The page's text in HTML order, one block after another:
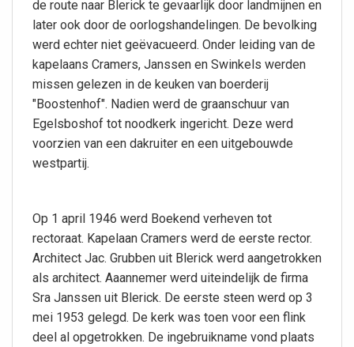
de route naar Blerick te gevaarlijk door landmijnen en
later ook door de oorlogshandelingen. De bevolking
werd echter niet geëvacueerd. Onder leiding van de
kapelaans Cramers, Janssen en Swinkels werden
missen gelezen in de keuken van boerderij
"Boostenhof". Nadien werd de graanschuur van
Egelsboshof tot noodkerk ingericht. Deze werd
voorzien van een dakruiter en een uitgebouwde
westpartij.
Op 1 april 1946 werd Boekend verheven tot
rectoraat. Kapelaan Cramers werd de eerste rector.
Architect Jac. Grubben uit Blerick werd aangetrokken
als architect. Aaannemer werd uiteindelijk de firma
Sra Janssen uit Blerick. De eerste steen werd op 3
mei 1953 gelegd. De kerk was toen voor een flink
deel al opgetrokken. De ingebruikname vond plaats